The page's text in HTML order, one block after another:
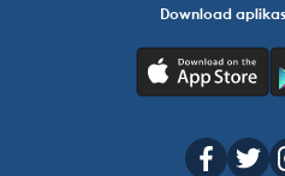
Download